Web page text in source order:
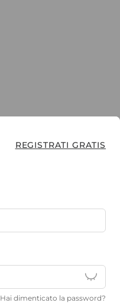
REGISTRATI GRATIS
Hai dimenticato la password?